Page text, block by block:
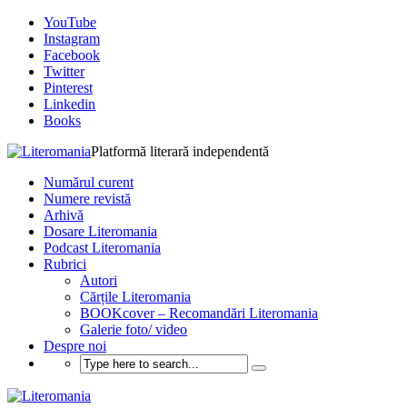
YouTube
Instagram
Facebook
Twitter
Pinterest
Linkedin
Books
Platformă literară independentă
Numărul curent
Numere revistă
Arhivă
Dosare Literomania
Podcast Literomania
Rubrici
Autori
Cărțile Literomania
BOOKcover – Recomandări Literomania
Galerie foto/ video
Despre noi